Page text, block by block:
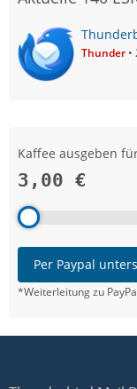
Thunder
Kaffee ausgeben
3,00 €
Per Paypal
*Weiterleitung zu